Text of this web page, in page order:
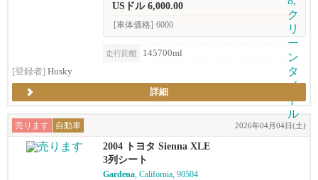
USドル 6,000.00
[車体価格] 6000
走行距離
145700ml
[登録者] Husky
詳細
売ります 自動車 2026年04月04日(土)
2004 トヨタ Sienna XLE
3列シート
Gardena, California, 90504